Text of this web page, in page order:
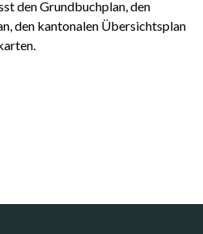
den Grundbuchplan, den
den kantonalen Übersichtsplan